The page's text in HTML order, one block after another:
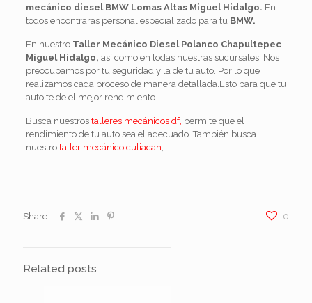
mecánico diesel BMW Lomas Altas Miguel Hidalgo. En
todos encontraras personal especializado para tu BMW.
En nuestro Taller Mecánico Diesel Polanco Chapultepec
Miguel Hidalgo, así como en todas nuestras sucursales. Nos
preocupamos por tu seguridad y la de tu auto. Por lo que
realizamos cada proceso de manera detallada.Esto para que tu
auto te de el mejor rendimiento.
Busca nuestros talleres mecánicos df, permite que el
rendimiento de tu auto sea el adecuado. También busca
nuestro taller mecánico culiacan,
Share 0
Related posts